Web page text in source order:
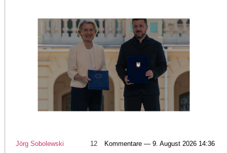
Jörg Sobolewski 12 Kommentare — 9. August 2026 14:36